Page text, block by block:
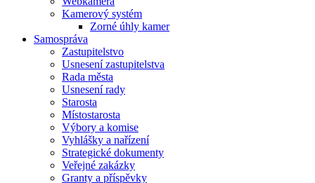
Kamerový systém
Zorné úhly kamer
Samospráva
Zastupitelstvo
Usnesení zastupitelstva
Rada města
Usnesení rady
Starosta
Místostarosta
Výbory a komise
Vyhlášky a nařízení
Strategické dokumenty
Veřejné zakázky
Granty a příspěvky